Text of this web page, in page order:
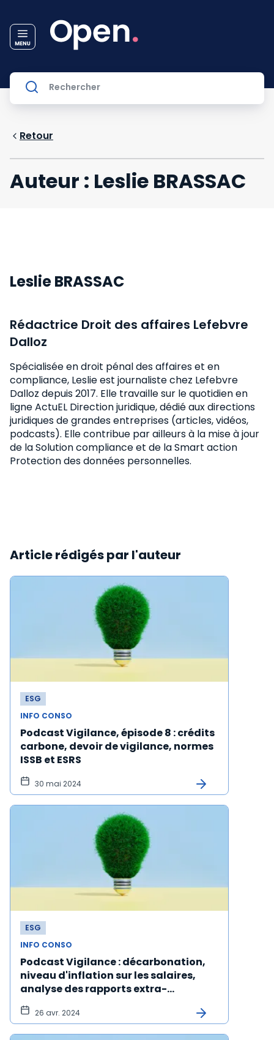
Retour
Auteur : Leslie BRASSAC
Leslie BRASSAC
Rédactrice Droit des affaires Lefebvre
Dalloz
Spécialisée en droit pénal des affaires et en
compliance, Leslie est journaliste chez Lefebvre
Dalloz depuis 2017. Elle travaille sur le quotidien en
ligne ActuEL Direction juridique, dédié aux directions
juridiques de grandes entreprises (articles, vidéos,
podcasts). Elle contribue par ailleurs à la mise à jour
de la Solution compliance et de la Smart action
Protection des données personnelles.
Article rédigés par l'auteur
ESG
INFO CONSO
Podcast Vigilance, épisode 8 : crédits
carbone, devoir de vigilance, normes
ISSB et ESRS
30 mai 2024
ESG
INFO CONSO
Podcast Vigilance : décarbonation,
niveau d'inflation sur les salaires,
analyse des rapports extra-
financiers par l'OCDE
26 avr. 2024